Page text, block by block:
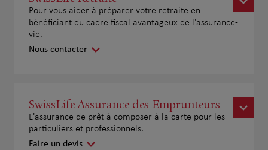
Pour vous aider à préparer votre retraite en
bénéficiant du cadre fiscal avantageux de l'assurance-
vie.
Nous contacter
SwissLife Assurance des Emprunteurs
L'assurance de prêt à composer à la carte pour les
particuliers et professionnels.
Faire un devis